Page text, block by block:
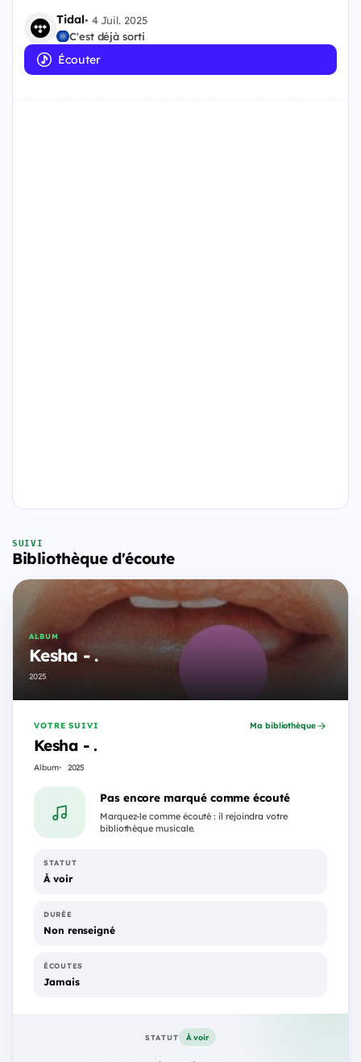
Tidal• 4 Juil. 2025
C'est déjà sorti
Écouter
SUIVI
Bibliothèque d'écoute
ALBUM
Kesha - .
2025
VOTRE SUIVI
Kesha - .
Album 2025
Ma bibliothèque
Pas encore marqué comme écouté
Marquez-le comme écouté : il rejoindra votre
bibliothèque musicale.
STATUT
À voir
DURÉE
Non renseigné
ÉCOUTES
Jamais
STATUT À voir